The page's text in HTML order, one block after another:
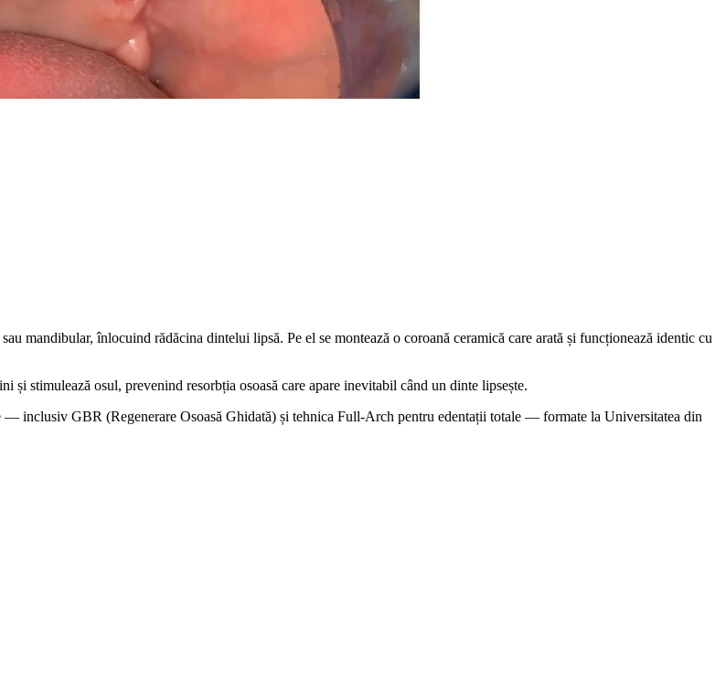
mandibular, înlocuind rădăcina dintelui lipsă. Pe el se montează o coroană ceramică care arată și funcționează identic cu
și stimulează osul, prevenind resorbția osoasă care apare inevitabil când un dinte lipsește.
— inclusiv GBR (Regenerare Osoasă Ghidată) și tehnica Full-Arch pentru edentații totale — formate la Universitatea din